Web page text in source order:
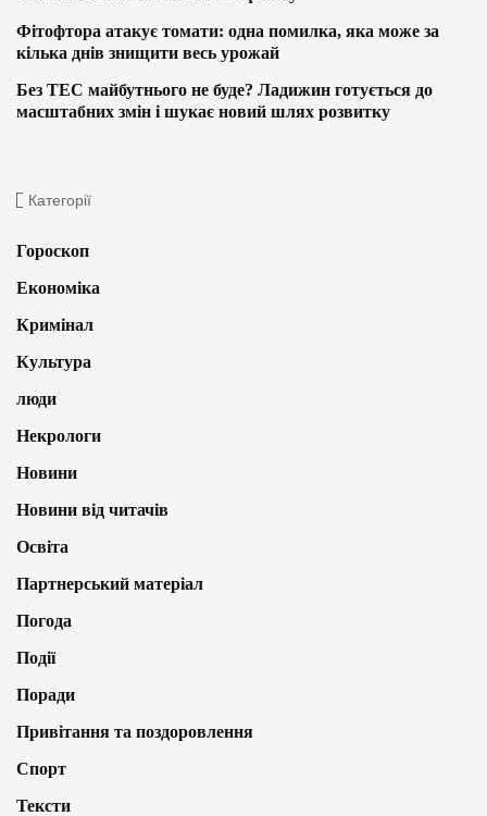
Фітофтора атакує томати: одна помилка, яка може за
кілька днів знищити весь урожай
Без ТЕС майбутнього не буде? Ладижин готується до
масштабних змін і шукає новий шлях розвитку
Категорії
Гороскоп
Економіка
Кримінал
Культура
люди
Некрологи
Новини
Новини від читачів
Освіта
Партнерський матеріал
Погода
Події
Поради
Привітання та поздоровлення
Спорт
Тексти